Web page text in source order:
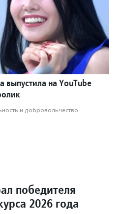
выпустила на YouTube
и доброволь­чест­во
победителя
2026 года